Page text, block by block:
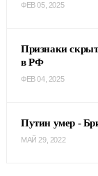
ФЕВ 05, 2025
Признаки
в РФ
ФЕВ 04, 2025
Путин умер -
МАЙ 29, 2022